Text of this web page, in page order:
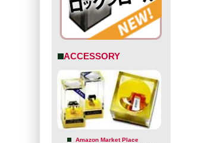
ACCESSORY
Amazon Market Place